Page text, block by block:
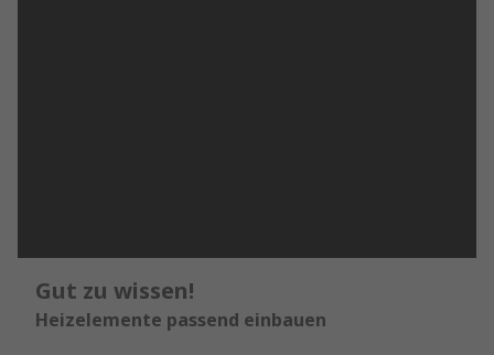
Gut zu wissen!
Heizelemente passend einbauen